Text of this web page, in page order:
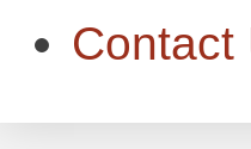
Contact